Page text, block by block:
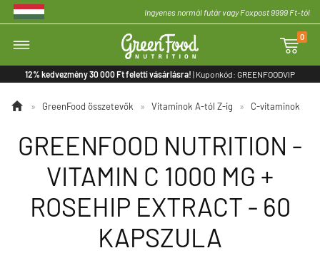
Ingyenes normál futár vagy Foxpost 9999 Ft-tól

0
12% kedvezmény 30 000 Ft feletti vásárlásra! | Kuponkód: GREENFOODVIP
 » GreenFood összetevők » Vitaminok A-tól Z-ig » C-vitaminok
GREENFOOD NUTRITION -
VITAMIN C 1000 MG +
ROSEHIP EXTRACT - 60
KAPSZULA